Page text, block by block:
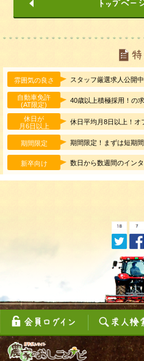
雰囲気の良さ スタッフ厳選求人公開中
自動車免許
(AT限定)
40歳以上積極採用！の
休日が
月6日以上
休日平均月8日以上！オ
期間限定 期間限定！まずは短期
新卒向け 数日から数週間のイン